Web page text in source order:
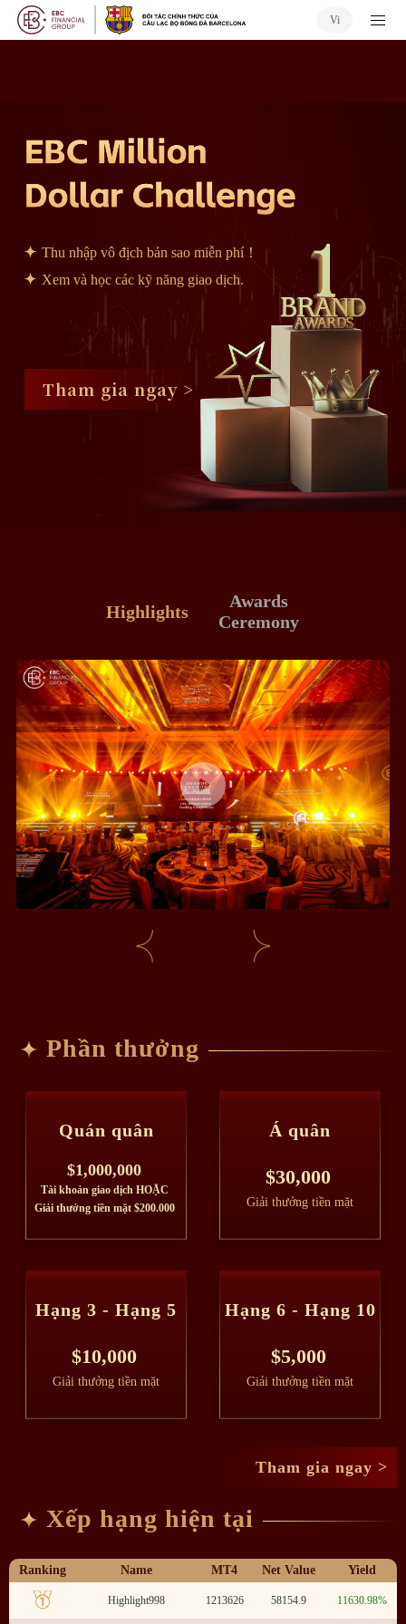
Vi
Thu nhập vô địch bản sao miễn phí！
Xem và học các kỹ năng giao dịch.
Tham gia ngay >
Highlights
Awards
Ceremony
Phần thưởng
Quán quân
$1,000,000
Tài khoản giao dịch HOẶC
Giải thưởng tiền mặt $200.000
Á quân
$30,000
Giải thưởng tiền mặt
Hạng 3 - Hạng 5
$10,000
Giải thưởng tiền mặt
Hạng 6 - Hạng 10
$5,000
Giải thưởng tiền mặt
Tham gia ngay >
Xếp hạng hiện tại
Ranking Name MT4 Net Value Yield
Highlight998 1213626 58154.9 11630.98%